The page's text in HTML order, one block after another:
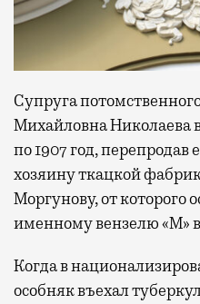
Супруга
Михайловна Николаева
по 1907 год, перепродав
хозяину ткацкой
Моргунову, от которого
именному вензелю «М»
Когда в
особняк въехал